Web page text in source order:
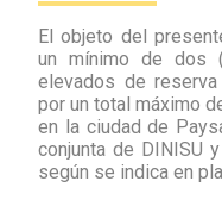
El objeto del
un mínimo de dos
elevados de
por un total máximo
en la ciudad de
conjunta de DINISU
según se indica en